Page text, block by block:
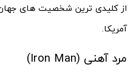
از کلیدی ترین شخصیت های
آمریکا.
مرد آهنی (Iron Man)